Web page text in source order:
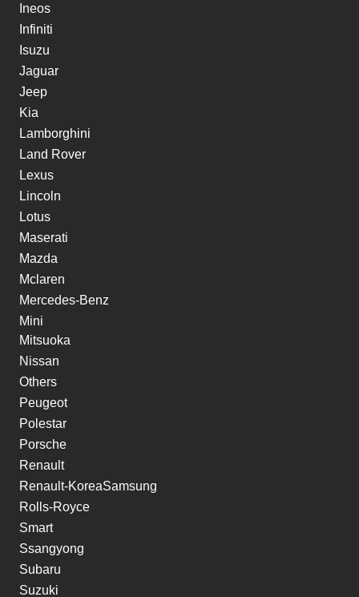
Ineos
Infiniti
Isuzu
Jaguar
Jeep
Kia
Lamborghini
Land Rover
Lexus
Lincoln
Lotus
Maserati
Mazda
Mclaren
Mercedes-Benz
Mini
Mitsuoka
Nissan
Others
Peugeot
Polestar
Porsche
Renault
Renault-KoreaSamsung
Rolls-Royce
Smart
Ssangyong
Subaru
Suzuki